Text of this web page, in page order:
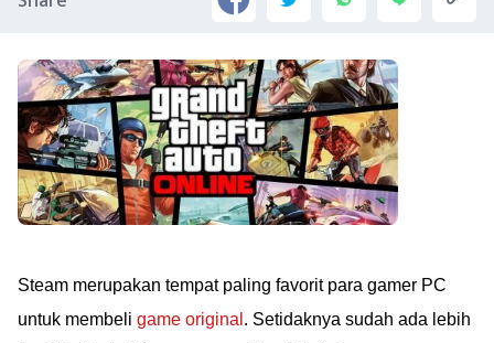
Steam merupakan tempat paling favorit para gamer PC
untuk membeli game original . Setidaknya sudah ada lebih